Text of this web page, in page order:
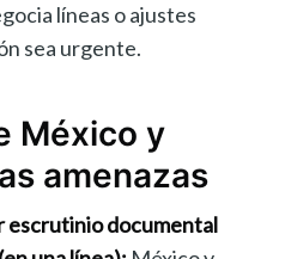
líneas o ajustes
sea urgente.
México y
amenazas
escrutinio documental